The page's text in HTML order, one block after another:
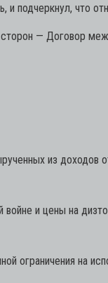
подчеркнул, что
— Договор
из доходов
и цены на
ограничения на